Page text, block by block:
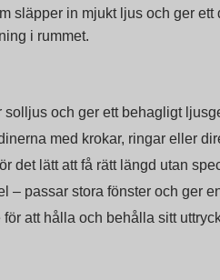
släpper in mjukt ljus och ger
i rummet.
solljus och ger ett behagligt
med krokar, ringar eller
det lätt att få rätt längd utan
– passar stora fönster och ger
att hålla och behålla sitt